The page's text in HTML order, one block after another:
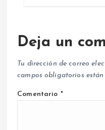
Deja un
Tu dirección de correo
campos obligatorios están
Comentario *